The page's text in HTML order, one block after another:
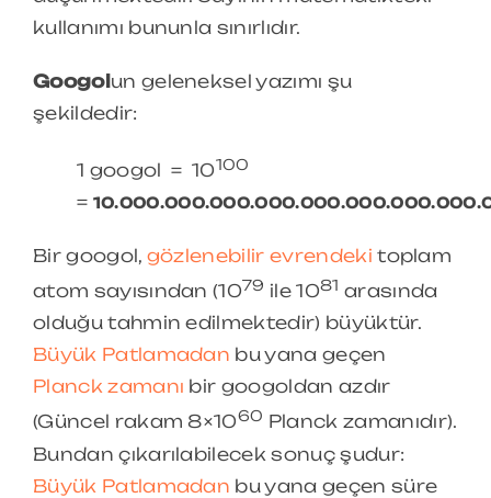
kullanımı bununla sınırlıdır.
Googolun geleneksel yazımı şu
şekildedir:
1 googol = 10100
=
Bir googol, gözlenebilir evrendeki toplam
atom sayısından (1079 ile 1081 arasında
olduğu tahmin edilmektedir) büyüktür.
Büyük Patlamadan bu yana geçen
Planck zamanı bir googoldan azdır
(Güncel rakam 8×1060 Planck zamanıdır).
Bundan çıkarılabilecek sonuç şudur:
Büyük Patlamadan bu yana geçen süre